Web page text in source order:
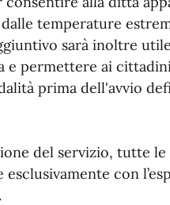
temperature
sarà inoltre
e permettere ai
prima dell'avvio
del servizio, tutte
con